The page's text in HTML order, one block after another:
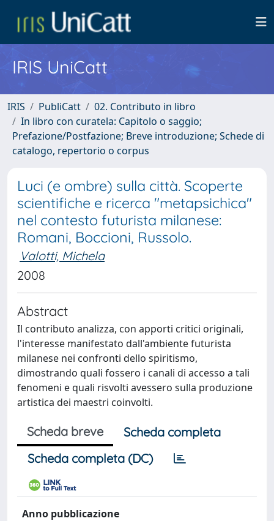
IRIS UniCatt
IRIS PubliCatt
02. Contributo in libro
In libro con curatela: Capitolo o saggio;
Prefazione/Postfazione; Breve introduzione; Schede di
catalogo, repertorio o corpus
Luci (e ombre) sulla città. Scoperte
scientifiche e ricerca "metapsichica"
nel contesto futurista milanese:
Romani, Boccioni, Russolo.
Valotti, Michela
2008
Abstract
Il contributo analizza, con apporti critici originali,
l'interesse manifestato dall'ambiente futurista
milanese nei confronti dello spiritismo,
dimostrando quali fossero i canali di accesso a tali
fenomeni e quali risvolti avessero sulla produzione
artistica dei maestri coinvolti.
Scheda breve
Scheda completa
Scheda completa (DC)
Anno pubblicazione